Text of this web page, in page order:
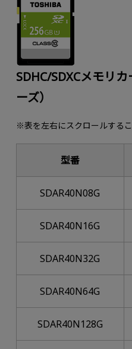
SDHC/SDXCメモリ
ーズ）
※表を左右にスクロールするこ
型番
SDAR40N08G
SDAR40N16G
SDAR40N32G
SDAR40N64G
SDAR40N128G